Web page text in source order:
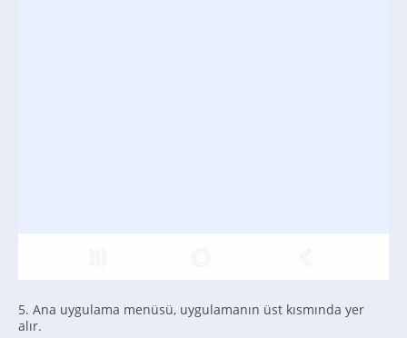
5. Ana uygulama menüsü, uygulamanın üst kısmında yer
alır.